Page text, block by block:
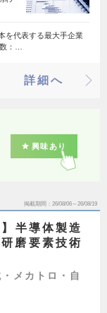
を代表する最大手企業
：…
詳細へ
興味あり
掲載期間 26/08/06～26/08/19
半導体製造
磨要素技術
メカトロ・自